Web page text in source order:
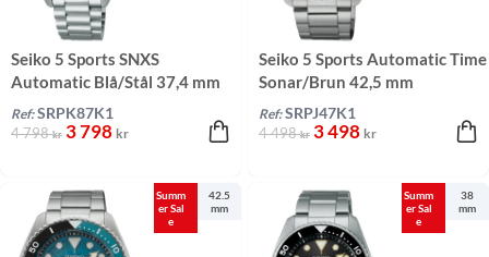
Seiko 5 Sports SNXS
Automatic Blå/Stål 37,4 mm
Ref: SRPK87K1
4 798kr 3 798 kr
Seiko 5 Sports Automatic Time
Sonar/Brun 42,5 mm
Ref: SRPJ47K1
4 498kr 3 498 kr
Summ
er Sal
e
42.5
mm
Summ
er Sal
e
38
mm